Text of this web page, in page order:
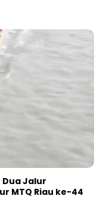
Jalur
MTQ Riau ke-44